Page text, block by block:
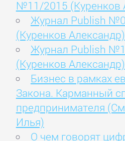
№11/2015 (Куренков
Журнал Publish
(Куренков Александр)
Журнал Publish
(Куренков Александр)
Бизнес в рамках
Закона. Карманный
предпринимателя
Илья)
О чем говорят